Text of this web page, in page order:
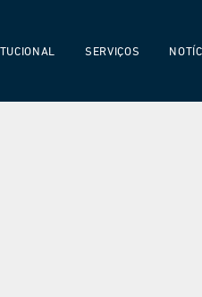
SERVIÇOS